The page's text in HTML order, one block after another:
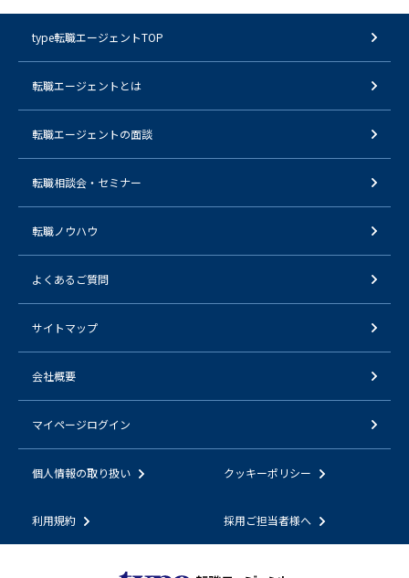
type転職エージェントTOP
転職エージェントとは
転職エージェントの面談
転職相談会・セミナー
転職ノウハウ
よくあるご質問
サイトマップ
会社概要
マイページログイン
個人情報の取り扱い クッキーポリシー
利用規約 採用ご担当者様へ